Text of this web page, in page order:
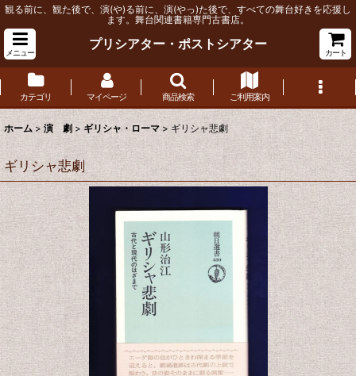
観る前に、観た後で、演(や)る前に、演(やっ)た後で、すべての舞台好きを応援し
ます。舞台関連書籍専門古書店。
メニュー
プリシアター・ポストシアター
カート
カテゴリ マイページ 商品検索 ご利用案内
ホーム > 演 劇 > ギリシャ・ローマ > ギリシャ悲劇
ギリシャ悲劇